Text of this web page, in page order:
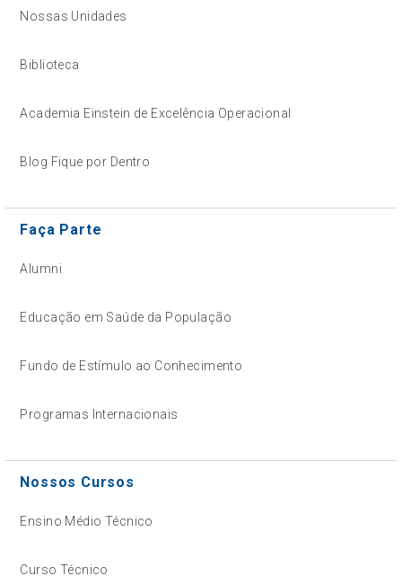
Nossas Unidades
Biblioteca
Academia Einstein de Excelência Operacional
Blog Fique por Dentro
Faça Parte
Alumni
Educação em Saúde da População
Fundo de Estímulo ao Conhecimento
Programas Internacionais
Nossos Cursos
Ensino Médio Técnico
Curso Técnico